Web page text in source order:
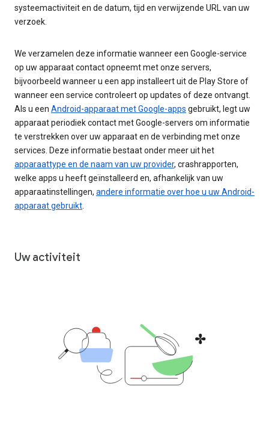
systeemactiviteit en de datum, tijd en verwijzende URL van uw
verzoek.
We verzamelen deze informatie wanneer een Google-service
op uw apparaat contact opneemt met onze servers,
bijvoorbeeld wanneer u een app installeert uit de Play Store of
wanneer een service controleert op updates of deze ontvangt.
Als u een Android-apparaat met Google-apps gebruikt, legt uw
apparaat periodiek contact met Google-servers om informatie
te verstrekken over uw apparaat en de verbinding met onze
services. Deze informatie bestaat onder meer uit het
apparaattype en de naam van uw provider, crashrapporten,
welke apps u heeft geïnstalleerd en, afhankelijk van uw
apparaatinstellingen, andere informatie over hoe u uw Android-
apparaat gebruikt.
Uw activiteit